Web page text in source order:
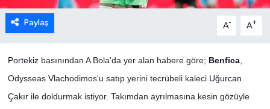
Paylaş A- A+
Portekizbasınından A Bola'da yer alan habere göre; Benfica,
Odysseas Vlachodimos'u satıp yerini tecrübeli kaleci Uğurcan
Çakırile doldurmak istiyor. Takımdan ayrılmasına kesin gözüyle